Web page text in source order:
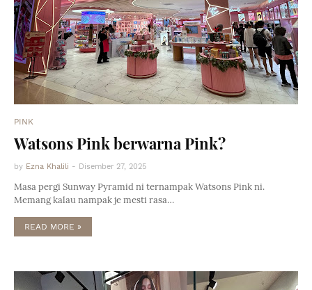
PINK
Watsons Pink berwarna Pink?
by Ezna Khalili - Disember 27, 2025
Masa pergi Sunway Pyramid ni ternampak Watsons Pink ni.
Memang kalau nampak je mesti rasa…
READ MORE »